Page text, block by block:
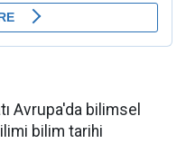
Avrupa'da bilimsel
bilim tarihi